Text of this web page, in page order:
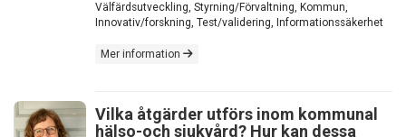
Välfärdsutveckling, Styrning/Förvaltning, Kommun,
Innovativ/forskning, Test/validering, Informationssäkerhet
Mer information
Vilka åtgärder utförs inom kommunal
hälso-och sjukvård? Hur kan dessa